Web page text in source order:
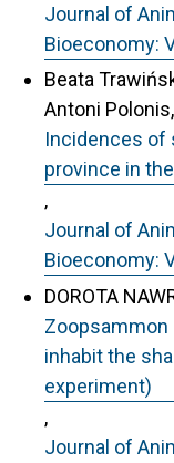
Journal of
Bioeconomy:
Beata
Antoni
Incidences of
province in
,
Journal of
Bioeconomy:
DOROTA
Zoopsammon
inhabit the
experiment)
,
Journal of